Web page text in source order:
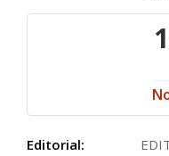
Editorial: